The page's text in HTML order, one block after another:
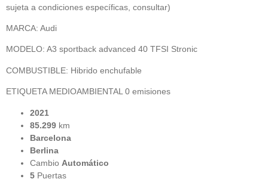
sujeta a condiciones específicas, consultar)
MARCA: Audi
MODELO: A3 sportback advanced 40 TFSI Stronic
COMBUSTIBLE: Hibrido enchufable
ETIQUETA MEDIOAMBIENTAL 0 emisiones
2021
85.299 km
Barcelona
Berlina
Cambio Automático
5 Puertas